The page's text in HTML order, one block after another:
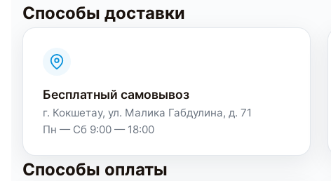
Способы доставки
Бесплатный самовывоз
г. Кокшетау, ул. Малика Габдулина, д. 71
Пн — Сб 9:00 — 18:00
Способы оплаты